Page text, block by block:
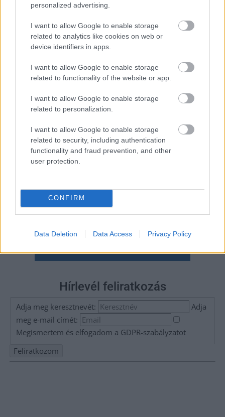
personalized advertising.
I want to allow Google to enable storage
related to analytics like cookies on web or
device identifiers in apps.
I want to allow Google to enable storage
related to functionality of the website or app.
I want to allow Google to enable storage
related to personalization.
I want to allow Google to enable storage
related to security, including authentication
functionality and fraud prevention, and other
user protection.
CONFIRM
Data Deletion Data Access Privacy Policy
2026.08.06.
A Szolnok megyei gazdák nagyon nem akarták a
JÉGER további üzemeltetését
Ahogy korábban már írtunk róla, megyei szinten
Agrárminisztérium és a Nemzeti...
Hírlevél feliratkozás
Adja meg keresztnevét:
Adja
meg e-mail címét:
Megismertem és elfogadom a GDPR-szabályzatot